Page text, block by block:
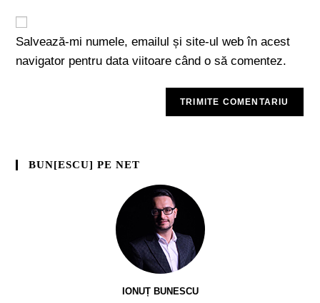
Salvează-mi numele, emailul și site-ul web în acest
navigator pentru data viitoare când o să comentez.
BUN[ESCU] PE NET
IONUȚ BUNESCU